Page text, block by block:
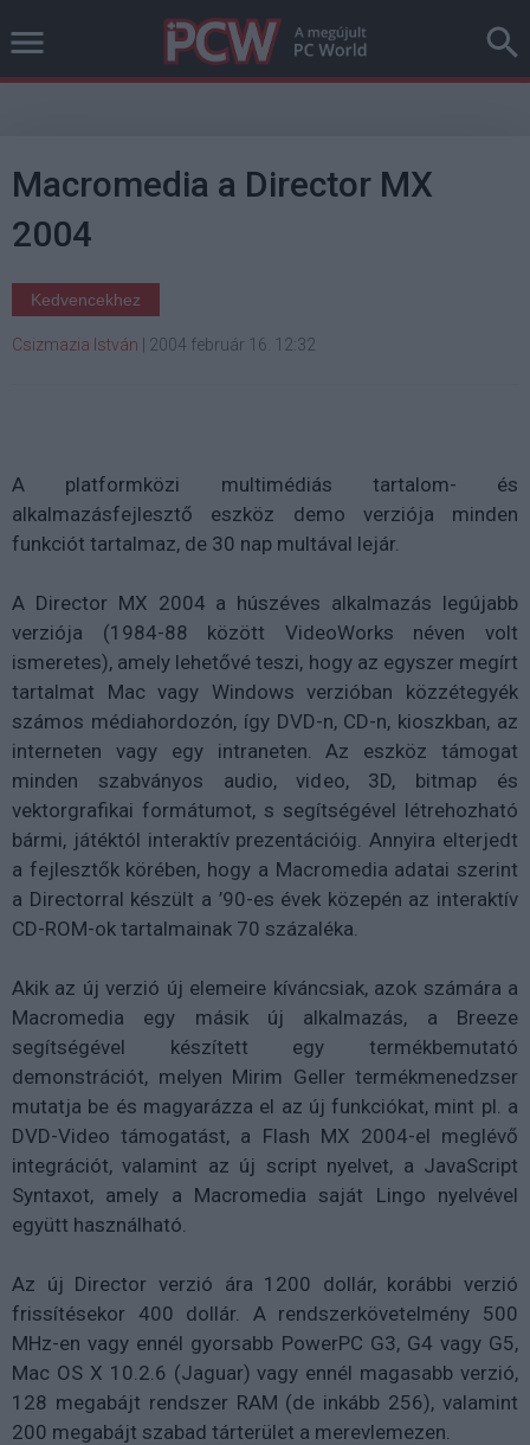
Macromedia a Director MX
2004
Kedvencekhez
Csizmazia István 2004 február 16. 12:32
A platformközi multimédiás tartalom- és
alkalmazásfejlesztő eszköz demo verziója minden
funkciót tartalmaz, de 30 nap multával lejár.
A Director MX 2004 a húszéves alkalmazás legújabb
verziója (1984-88 között VideoWorks néven volt
ismeretes), amely lehetővé teszi, hogy az egyszer megírt
tartalmat Mac vagy Windows verzióban közzétegyék
számos médiahordozón, így DVD-n, CD-n, kioszkban, az
interneten vagy egy intraneten. Az eszköz támogat
minden szabványos audio, video, 3D, bitmap és
vektorgrafikai formátumot, s segítségével létrehozható
bármi, játéktól interaktív prezentációig. Annyira elterjedt
a fejlesztők körében, hogy a Macromedia adatai szerint
a Directorral készült a ’90-es évek közepén az interaktív
CD-ROM-ok tartalmainak 70 százaléka.
Akik az új verzió új elemeire kíváncsiak, azok számára a
Macromedia egy másik új alkalmazás, a Breeze
segítségével készített egy termékbemutató
demonstrációt, melyen Mirim Geller termékmenedzser
mutatja be és magyarázza el az új funkciókat, mint pl. a
DVD-Video támogatást, a Flash MX 2004-el meglévő
integrációt, valamint az új script nyelvet, a JavaScript
Syntaxot, amely a Macromedia saját Lingo nyelvével
együtt használható.
Az új Director verzió ára 1200 dollár, korábbi verzió
frissítésekor 400 dollár. A rendszerkövetelmény 500
MHz-en vagy ennél gyorsabb PowerPC G3, G4 vagy G5,
Mac OS X 10.2.6 (Jaguar) vagy ennél magasabb verzió,
128 megabájt rendszer RAM (de inkább 256), valamint
200 megabájt szabad tárterület a merevlemezen.